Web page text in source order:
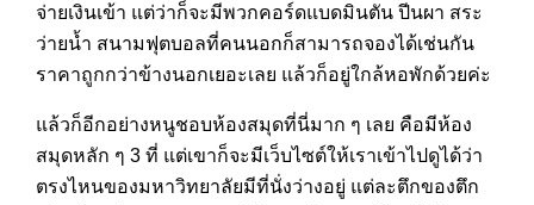
จ่ายเงินเข้า แต่ว่าก็จะมีพวกคอร์ดแบดมินตัน ปีนผา สระ
ว่ายน้ำ สนามฟุตบอลที่คนนอกก็สามารถจองได้เช่นกัน
ราคาถูกกว่าข้างนอกเยอะเลย แล้วก็อยู่ใกล้หอพักด้วยค่ะ
แล้วก็อีกอย่างหนูชอบห้องสมุดที่นี่มาก ๆ เลย คือมีห้อง
สมุดหลัก ๆ 3 ที่ แต่เขาก็จะมีเว็บไซต์ให้เราเข้าไปดูได้ว่า
ตรงไหนของมหาวิทยาลัยมีที่นั่งว่างอยู่ แต่ละตึกของตึก